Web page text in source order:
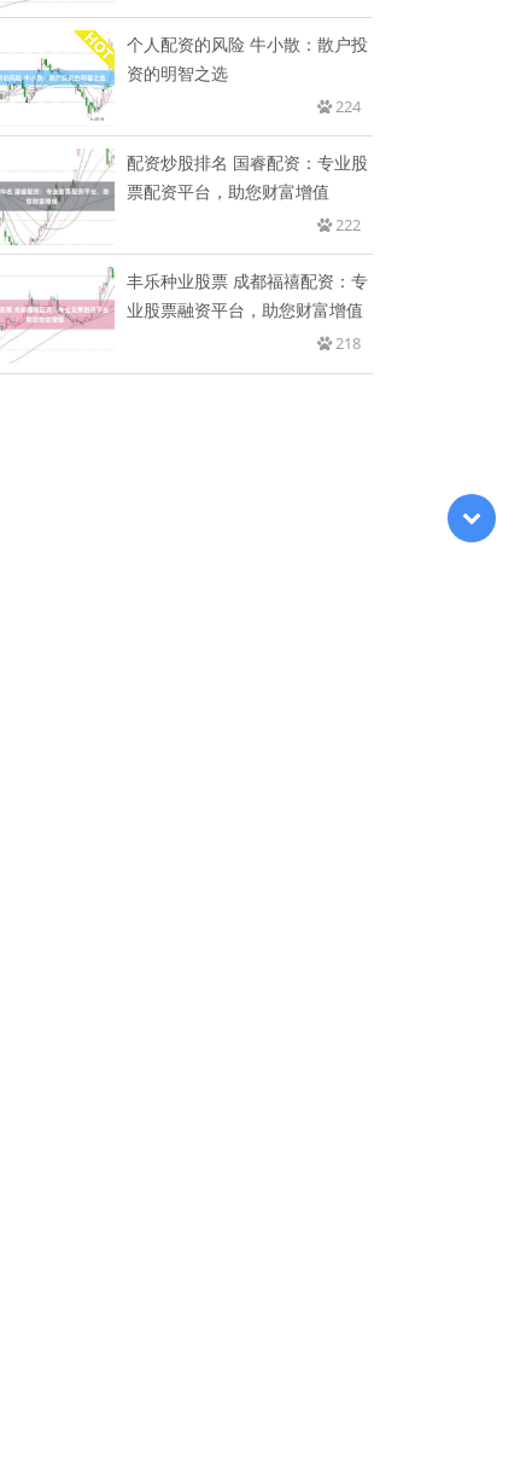
个人配资的风险 牛小散：散户投
资的明智之选
224
配资炒股排名 国睿配资：专业股
票配资平台，助您财富增值
222
丰乐种业股票 成都福禧配资：专
业股票融资平台，助您财富增值
218